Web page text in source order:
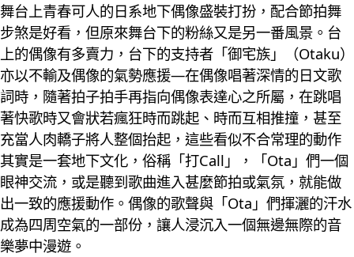
舞台上青春可人的日系地下偶像盛裝打扮，配合節拍舞
步煞是好看，但原來舞台下的粉絲又是另一番風景。台
上的偶像有多賣力，台下的支持者「御宅族」（Otaku）
亦以不輸及偶像的氣勢應援—在偶像唱著深情的日文歌
詞時，隨著拍子拍手再指向偶像表達心之所屬，在跳唱
著快歌時又會狀若瘋狂時而跳起、時而互相推撞，甚至
充當人肉轎子將人整個抬起，這些看似不合常理的動作
其實是一套地下文化，俗稱「打Call」，「Ota」們一個
眼神交流，或是聽到歌曲進入甚麼節拍或氣氛，就能做
出一致的應援動作。偶像的歌聲與「Ota」們揮灑的汗水
成為四周空氣的一部份，讓人浸沉入一個無邊無際的音
樂夢中漫遊。